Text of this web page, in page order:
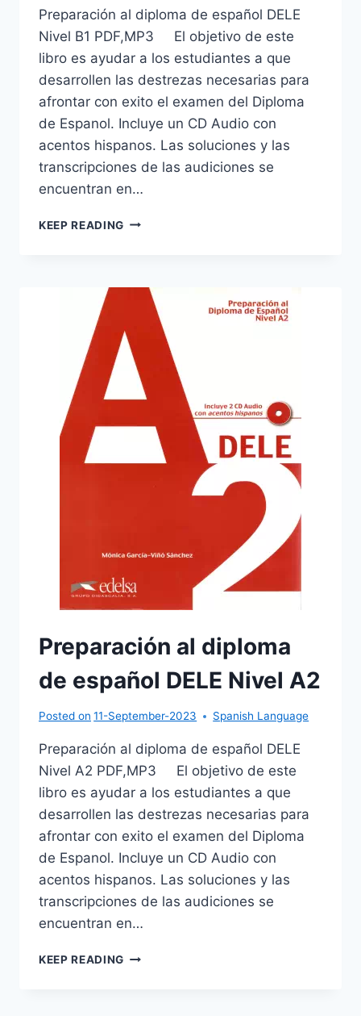
Preparación al diploma de español DELE
Nivel B1 PDF,MP3 El objetivo de este
libro es ayudar a los estudiantes a que
desarrollen las destrezas necesarias para
afrontar con exito el examen del Diploma
de Espanol. Incluye un CD Audio con
acentos hispanos. Las soluciones y las
transcripciones de las audiciones se
encuentran en…
KEEP READING PREPARACIÓN
ESPAÑOL
NIVEL
B1
Preparación al diploma
de español DELE Nivel A2
Posted on 11-September-2023 Spanish Language
Preparación al diploma de español DELE
Nivel A2 PDF,MP3 El objetivo de este
libro es ayudar a los estudiantes a que
desarrollen las destrezas necesarias para
afrontar con exito el examen del Diploma
de Espanol. Incluye un CD Audio con
acentos hispanos. Las soluciones y las
transcripciones de las audiciones se
encuentran en…
KEEP READING PREPARACIÓN